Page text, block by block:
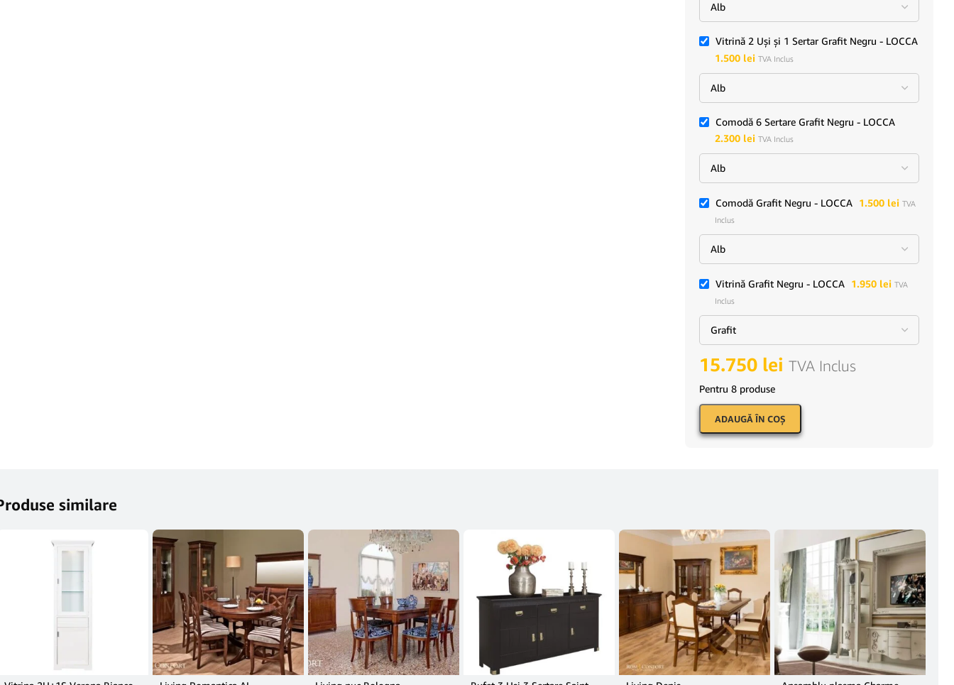
Vitrină 2 Uși și 1 Sertar Grafit Negru - LOCCA
1.500 lei TVA Inclus
Comodă 6 Sertare Grafit Negru - LOCCA
2.300 lei TVA Inclus
Comodă Grafit Negru - LOCCA 1.500 lei TVA
Inclus
Vitrină Grafit Negru - LOCCA 1.950 lei TVA
Inclus
15.750 lei TVA Inclus
Pentru 8 produse
ADAUGĂ ÎN COŞ
similare